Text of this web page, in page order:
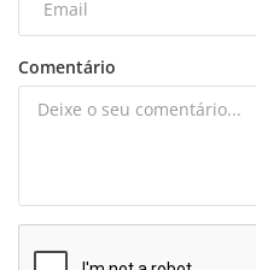
Comentário